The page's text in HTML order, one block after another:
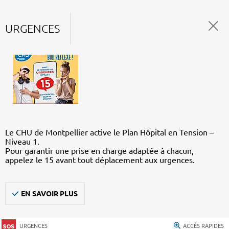
URGENCES
Le CHU de Montpellier active le Plan Hôpital en Tension –
Niveau 1.
Pour garantir une prise en charge adaptée à chacun,
appelez le 15 avant tout déplacement aux urgences.
EN SAVOIR PLUS
URGENCES ACCÈS RAPIDES